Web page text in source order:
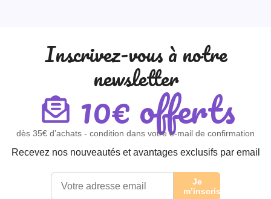
Inscrivez-vous à notre
newsletter
10€ offerts
dès 35€ d’achats - condition dans votre e-mail de confirmation
Recevez nos nouveautés et avantages exclusifs par email
Je
m’inscris